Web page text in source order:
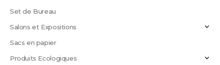
Set de Bureau
Salons et Expositions
Sacs en papier
Produits Ecologiques